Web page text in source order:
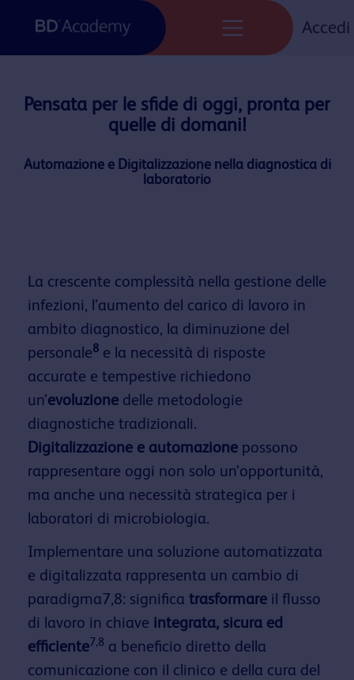
Accedi
Pensata per le sfide di oggi, pronta per
quelle di domani!
Automazione e Digitalizzazione nella diagnostica di
laboratorio
La crescente complessità nella gestione delle
infezioni, l’aumento del carico di lavoro in
ambito diagnostico, la diminuzione del
personale8 e la necessità di risposte
accurate e tempestive richiedono
un’evoluzione delle metodologie
diagnostiche tradizionali.
Digitalizzazione e automazione possono
rappresentare oggi non solo un’opportunità,
ma anche una necessità strategica per i
laboratori di microbiologia.
Implementare una soluzione automatizzata
e digitalizzata rappresenta un cambio di
paradigma7,8: significa trasformare il flusso
di lavoro in chiave integrata, sicura ed
efficiente7,8 a beneficio diretto della
comunicazione con il clinico e della cura del